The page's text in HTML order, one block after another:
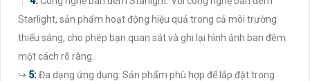
Starlight, sản phẩm hoạt động hiệu quả trong cả môi trường
thiếu sáng, cho phép bạn quan sát và ghi lại hình ảnh ban đêm
một cách rõ ràng.
↪️ 5:Đa dạng ứng dụng: Sản phẩm phù hợp để lắp đặt trong